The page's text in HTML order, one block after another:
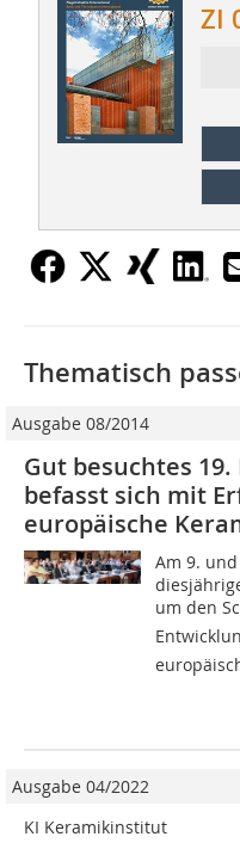
ZI
Thematisch
Ausgabe 08/2014
Gut besuchtes
befasst sich mit
europäische
Am 9.
um den
Ausgabe 04/2022
KI Keramikinstitut